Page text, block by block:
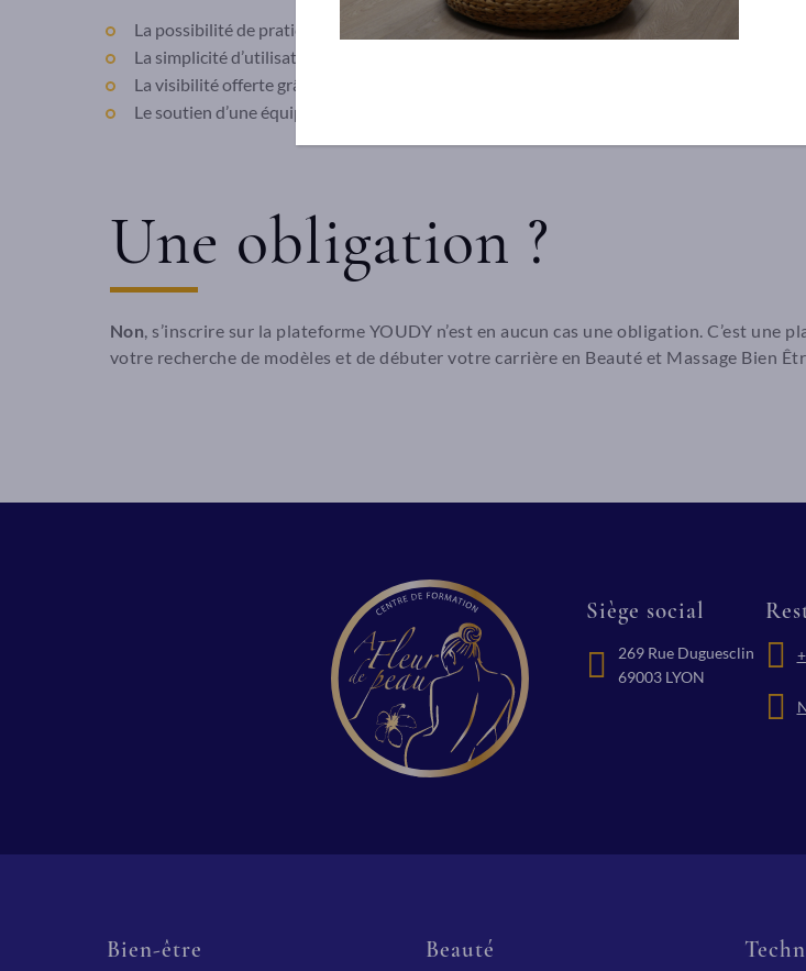
La possibilité de pratiquer hors entourage, en conditions réelles, avec de vrais retours
La simplicité d’utilisation (création de profil, mise en ligne, gestion des rendez-vous)
La visibilité offerte grâce aux efforts de communication de Youdy
Le soutien d’une équipe humaine et réactive
Une obligation ?
Non, s’inscrire sur la plateforme YOUDY n’est en aucun cas une obligation. C’est une
votre recherche de modèles et de débuter votre carrière en Beauté et Massage Bien
Siège social
269 Rue Duguesclin
69003 LYON
Bien-être Beauté